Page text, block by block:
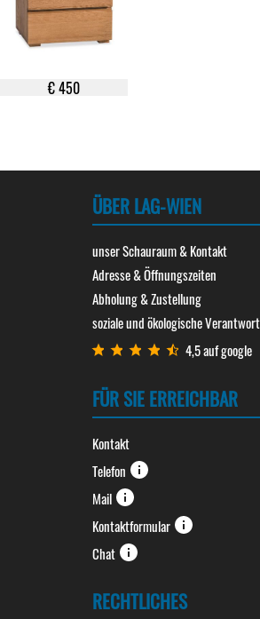
€ 450
ÜBER LAG-WIEN
unser Schauraum & Kontakt
Adresse & Öffnungszeiten
Abholung & Zustellung
soziale und ökologische
4,5 auf google
FÜR SIE ERREICHBAR
Kontakt
Telefon
Mail
Kontaktformular
Chat
RECHTLICHES